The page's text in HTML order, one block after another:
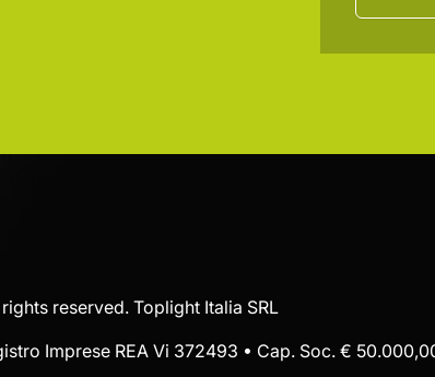
reserved. Toplight Italia SRL
Imprese REA Vi 372493 • Cap. Soc. €